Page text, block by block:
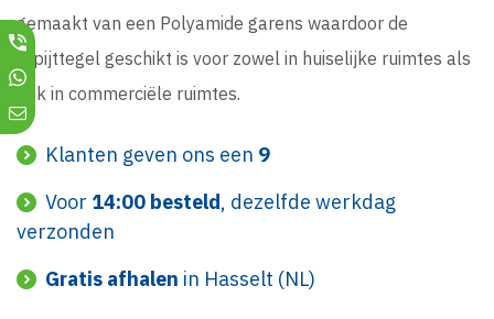
gemaakt van een Polyamide garens waardoor de
tapijttegel geschikt is voor zowel in huiselijke ruimtes als
ook in commerciële ruimtes.
Klanten geven ons een 9
Voor 14:00 besteld, dezelfde werkdag
verzonden
Gratis afhalen in Hasselt (NL)